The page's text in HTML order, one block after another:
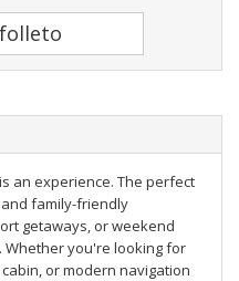
an experience. The perfect
family-friendly
getaways, or weekend
you're looking for
or modern navigation